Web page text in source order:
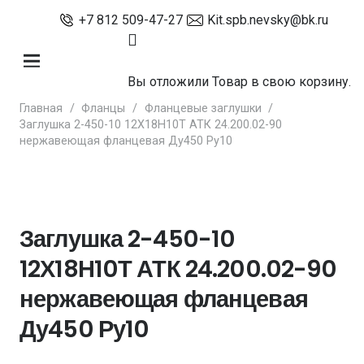
+7 812 509-47-27 Kit.spb.nevsky@bk.ru
Вы отложилиТовар в свою корзину.
Главная / Фланцы / Фланцевые заглушки /
Заглушка 2-450-10 12Х18Н10Т АТК 24.200.02-90
нержавеющая фланцевая Ду450 Ру10
Заглушка 2-450-10
12Х18Н10Т АТК 24.200.02-90
нержавеющая фланцевая
Ду450 Ру10